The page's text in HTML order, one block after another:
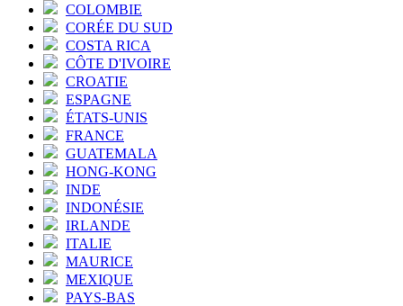
COLOMBIE
CORÉE DU SUD
COSTA RICA
CÔTE D'IVOIRE
CROATIE
ESPAGNE
ÉTATS-UNIS
FRANCE
GUATEMALA
HONG-KONG
INDE
INDONÉSIE
IRLANDE
ITALIE
MAURICE
MEXIQUE
PAYS-BAS